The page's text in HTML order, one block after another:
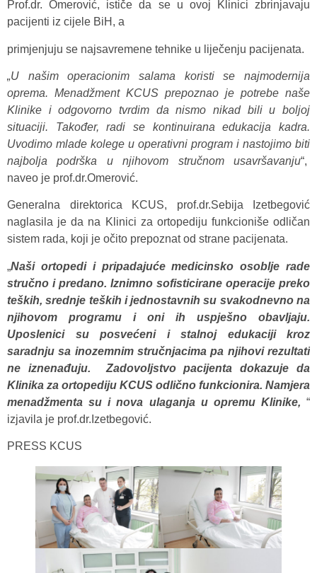
Prof.dr. Omerović, ističe da se u ovoj Klinici zbrinjavaju
pacijenti iz cijele BiH, a
primjenjuju se najsavremene tehnike u liječenju pacijenata.
„U našim operacionim salama koristi se najmodernija
oprema. Menadžment KCUS prepoznao je potrebe naše
Klinike i odgovorno tvrdim da nismo nikad bili u boljoj
situaciji.
Također, radi se kontinuirana edukacija kadra.
Uvodimo mlade kolege u operativni program i nastojimo biti
najbolja podrška u njihovom stručnom usavršavanju“,
naveo je prof.dr.Omerović.
Generalna direktorica KCUS, prof.dr.Sebija Izetbegović
naglasila je da na Klinici za ortopediju funkcioniše odličan
sistem rada, koji je očito prepoznat od strane pacijenata.
„Naši ortopedi i pripadajuće medicinsko osoblje rade
stručno i predano. Iznimno sofisticirane operacije preko
teških, srednje teških i jednostavnih su svakodnevno na
njihovom programu i oni ih uspješno obavljaju.
Uposlenici su posvećeni i stalnoj edukaciji kroz
saradnju sa inozemnim stručnjacima pa njihovi rezultati
ne iznenađuju. Zadovoljstvo pacijenta dokazuje da
Klinika za ortopediju KCUS odlično funkcionira. Namjera
menadžmenta su i nova ulaganja u opremu Klinike, “
izjavila je prof.dr.Izetbegović.
PRESS KCUS